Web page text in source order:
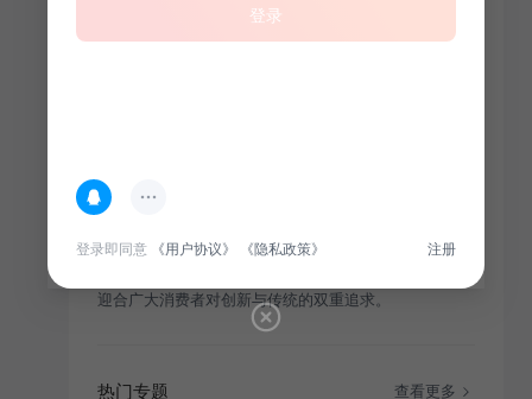
简介
红色创意风公司产品介绍：独具匠心，以红色为主调，
迎合广大消费者对创新与传统的双重追求。
热门专题 查看更多
登录
登录即同意 《用户协议》 《隐私政策》 注册